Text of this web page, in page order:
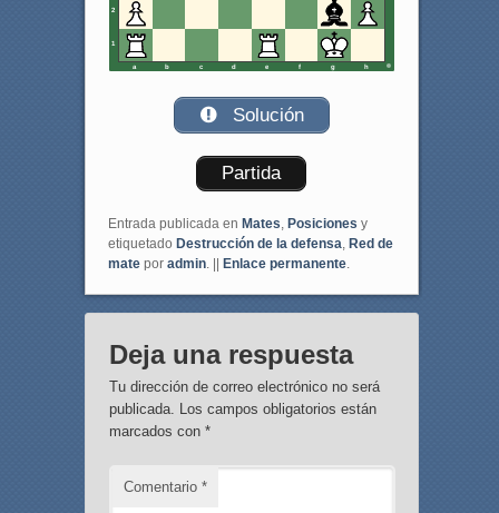
2
1
a b c d e f g h
Solución
Partida
Entrada publicada en Mates, Posiciones y
etiquetado Destrucción de la defensa, Red de
matepor admin. || Enlace permanente.
Deja una respuesta
Tu dirección de correo electrónico no será
publicada. Los campos obligatorios están
marcados con *
Comentario *